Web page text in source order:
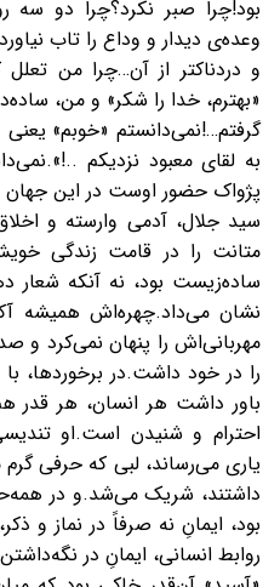
بود!چرا صبر نکرد؟چرا دو سه
وعده‌ی دیدار و وداع را تاب
و دردناکتر از آن…چرا من تعلل
«بهترم، خدا را شکر» و من،
گرفتم…!نمی‌دانستم «خوبم»
به لقاى معبود نزديكم ..!».
پژواک حضور اوست در اين جهان
سيد جلال، آدمی وارسته و
متانت را در قامت زندگی
ساده‌زیست بود، نه آنکه شعار
نشان می‌داد.چهره‌اش همیشه
مهربانی‌اش را پنهان نمی‌کرد و
را در خود داشت.در برخوردها،
باور داشت هر انسان، هر قدر
احترام و شنیدن است.او
یاری می‌رساند، لبی که حرفی
داشتند، شریک می‌شد.و در
بود، ایمانِ نه صرفاً در نماز و
روابط انسانی، ایمانِ در